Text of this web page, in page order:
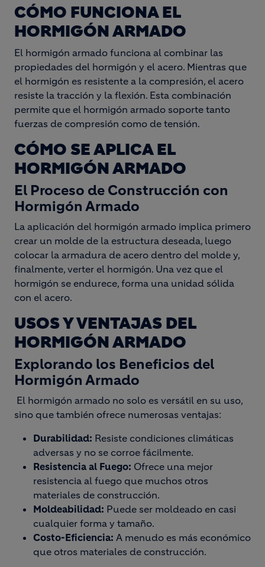
CÓMO FUNCIONA EL
HORMIGÓN ARMADO
El hormigón armado funciona al combinar las
propiedades del hormigón y el acero. Mientras que
el hormigón es resistente a la compresión, el acero
resiste la tracción y la flexión. Esta combinación
permite que el hormigón armado soporte tanto
fuerzas de compresión como de tensión.
CÓMO SE APLICA EL
HORMIGÓN ARMADO
El Proceso de Construcción con
Hormigón Armado
La aplicación del hormigón armado implica primero
crear un molde de la estructura deseada, luego
colocar la armadura de acero dentro del molde y,
finalmente, verter el hormigón. Una vez que el
hormigón se endurece, forma una unidad sólida
con el acero.
USOS Y VENTAJAS DEL
HORMIGÓN ARMADO
Explorando los Beneficios del
Hormigón Armado
El hormigón armado no solo es versátil en su uso,
sino que también ofrece numerosas ventajas:
Durabilidad: Resiste condiciones climáticas
adversas y no se corroe fácilmente.
Resistencia al Fuego: Ofrece una mejor
resistencia al fuego que muchos otros
materiales de construcción.
Moldeabilidad: Puede ser moldeado en casi
cualquier forma y tamaño.
Costo-Eficiencia: A menudo es más económico
que otros materiales de construcción.